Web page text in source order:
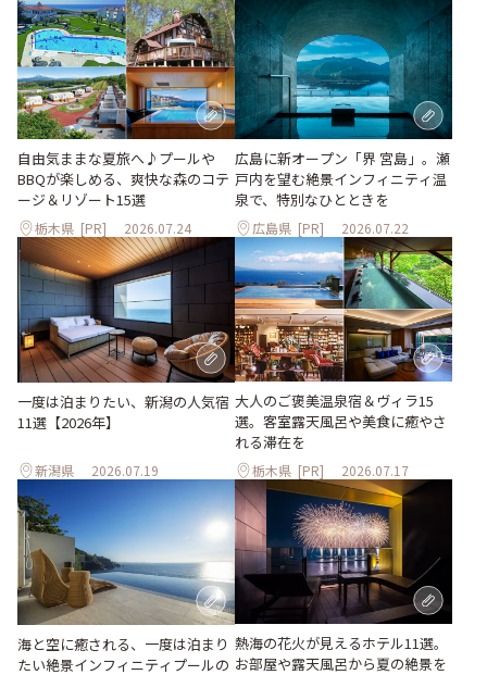
自由気ままな夏旅へ♪プールや
BBQが楽しめる、爽快な森のコテ
ージ＆リゾート15選
栃木県 [PR] 2026.07.24
広島に新オープン「界 宮島」。瀬
戸内を望む絶景インフィニティ温
泉で、特別なひとときを
広島県 [PR] 2026.07.22
一度は泊まりたい、新潟の人気宿
11選【2026年】
新潟県 2026.07.19
大人のご褒美温泉宿＆ヴィラ15
選。客室露天風呂や美食に癒やさ
れる滞在を
栃木県 [PR] 2026.07.17
海と空に癒される、一度は泊まり
たい絶景インフィニティプールの
熱海の花火が見えるホテル11選。
お部屋や露天風呂から夏の絶景を